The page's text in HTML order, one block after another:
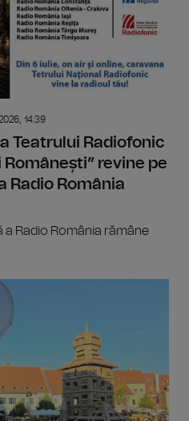
14:39
Teatrului Radiofonic
revine pe
Radio România
a Radio România rămâne